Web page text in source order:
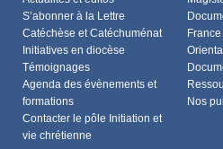
S’abonner à la Lettre
Catéchèse et Catéchuménat
Initiatives en diocèse
Témoignages
Agenda des évènements et
formations
Contacter le pôle Initiation et
vie chrétienne
France
Nos